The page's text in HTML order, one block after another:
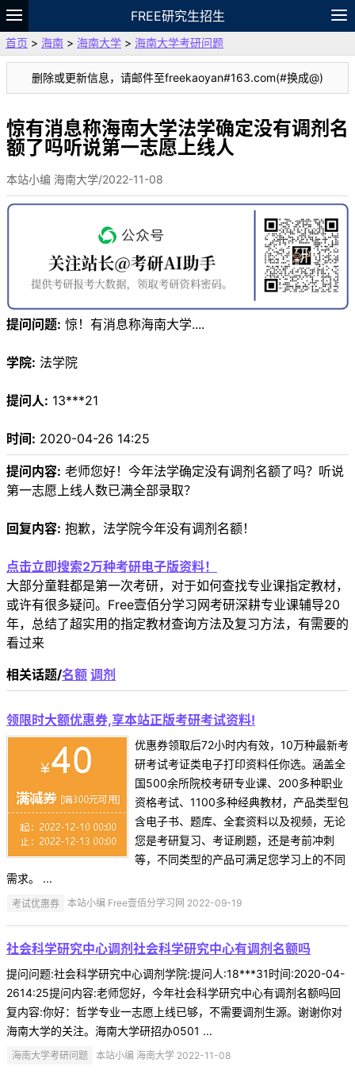
FREE研究生招生
题库
故事 专题 APP 笔记
VIP
资料
首页 > 海南 > 海南大学 > 海南大学考研问题
删除或更新信息，请邮件至freekaoyan#163.com(#换成@)
惊有消息称海南大学法学确定没有调剂名
额了吗听说第一志愿上线人
本站小编 海南大学/2022-11-08
提问问题: 惊！有消息称海南大学....
学院: 法学院
提问人: 13***21
时间: 2020-04-26 14:25
提问内容: 老师您好！今年法学确定没有调剂名额了吗？听说
第一志愿上线人数已满全部录取？
回复内容: 抱歉，法学院今年没有调剂名额！
点击立即搜索2万种考研电子版资料！
大部分童鞋都是第一次考研，对于如何查找专业课指定教材，
或许有很多疑问。Free壹佰分学习网考研深耕专业课辅导20
年，总结了超实用的指定教材查询方法及复习方法，有需要的
看过来
相关话题/名额 调剂
领限时大额优惠券,享本站正版考研考试资料!
优惠券领取后72小时内有效，10万种最新考
研考试考证类电子打印资料任你选。涵盖全
国500余所院校考研专业课、200多种职业
资格考试、1100多种经典教材，产品类型包
含电子书、题库、全套资料以及视频，无论
您是考研复习、考证刷题，还是考前冲刺
等，不同类型的产品可满足您学习上的不同
需求。 ...
考试优惠券 本站小编 Free壹佰分学习网 2022-09-19
社会科学研究中心调剂社会科学研究中心有调剂名额吗
提问问题:社会科学研究中心调剂学院:提问人:18***31时间:2020-04-
2614:25提问内容:老师您好，今年社会科学研究中心有调剂名额吗回
复内容:你好：哲学专业一志愿上线已够，不需要调剂生源。谢谢你对
海南大学的关注。海南大学研招办0501 ...
海南大学考研问题 本站小编 海南大学 2022-11-08